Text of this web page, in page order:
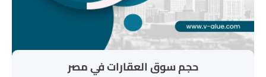
حجم سوق العقارات في مصر